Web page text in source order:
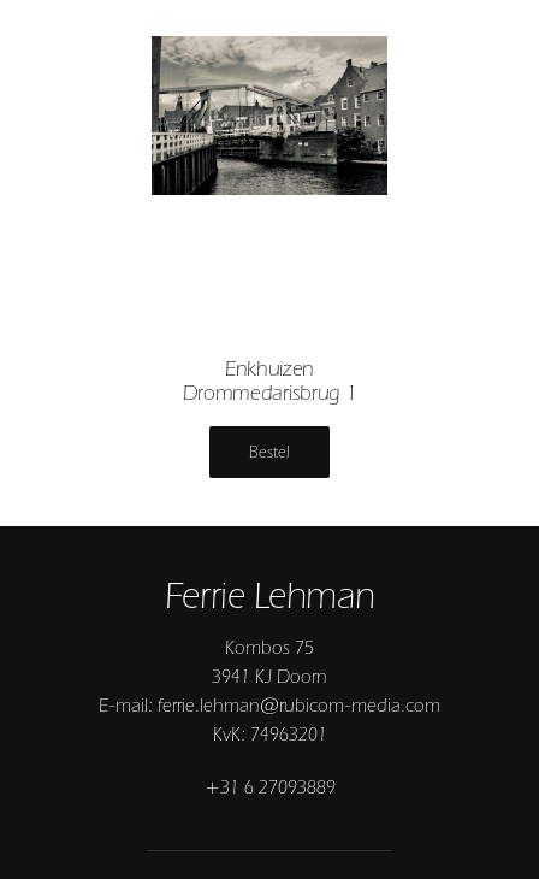
Enkhuizen
Drommedarisbrug 1
Bestel
Ferrie Lehman
Kombos 75
3941 KJ Doorn
E-mail: ferrie.lehman@rubicom-media.com
KvK: 74963201
+31 6 27093889